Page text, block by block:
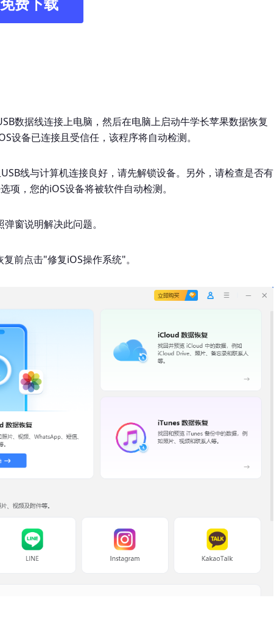
数据线连接上电脑，然后在电脑上启动牛学长苹果数据恢复
设备已连接且受信任，该程序将自动检测。
线与计算机连接良好，请先解锁设备。另外，请检查是否有
项，您的iOS设备将被软件自动检测。
窗说明解决此问题。
前点击"修复iOS操作系统"。